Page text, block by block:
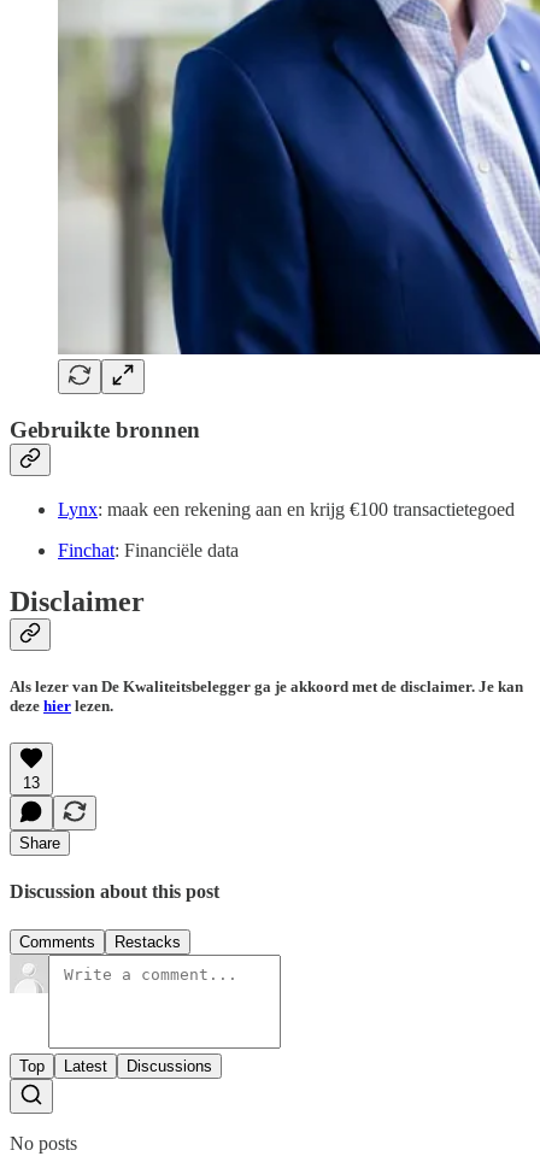
Gebruikte bronnen
Lynx: maak een rekening aan en krijg €100 transactietegoed
Finchat: Financiële data
Disclaimer
Als lezer van De Kwaliteitsbelegger ga je akkoord met de disclaimer. Je kan
deze hier lezen.
13
Share
Discussion about this post
Comments Restacks
Top Latest Discussions
No posts